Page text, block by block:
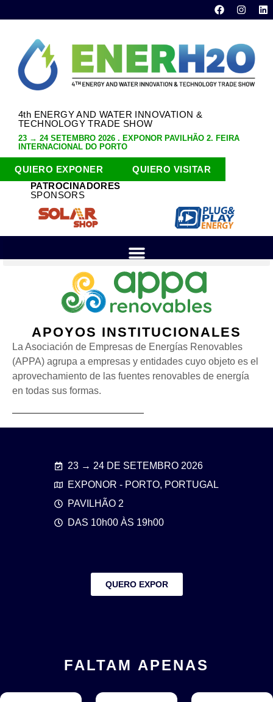
4th ENERGY AND WATER INNOVATION &
TECHNOLOGY TRADE SHOW
23 → 24 SETEMBRO 2026 . EXPONOR PAVILHÃO 2. FEIRA
INTERNACIONAL DO PORTO
QUIERO EXPONER
QUIERO VISITAR
PATROCINADORES
SPONSORS
APOYOS INSTITUCIONALES
La Asociación de Empresas de Energías Renovables
(APPA) agrupa a empresas y entidades cuyo objeto es el
aprovechamiento de las fuentes renovables de energía
en todas sus formas.
23 → 24 DE SETEMBRO 2026
EXPONOR - PORTO, PORTUGAL
PAVILHÃO 2
DAS 10h00 ÀS 19h00
QUERO EXPOR
FALTAM APENAS